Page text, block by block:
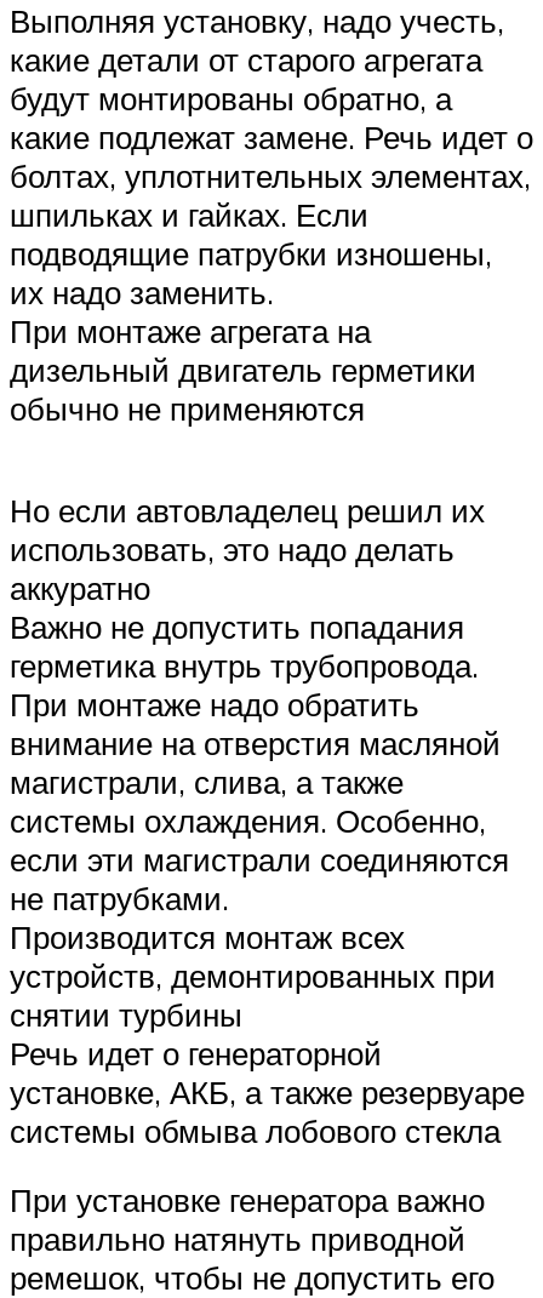
Выполняя установку, надо учесть,
какие детали от старого агрегата
будут монтированы обратно, а
какие подлежат замене. Речь идет о
болтах, уплотнительных элементах,
шпильках и гайках. Если
подводящие патрубки изношены,
их надо заменить.
При монтаже агрегата на
дизельный двигатель герметики
обычно не применяются
Но если автовладелец решил их
использовать, это надо делать
аккуратно
Важно не допустить попадания
герметика внутрь трубопровода.
При монтаже надо обратить
внимание на отверстия масляной
магистрали, слива, а также
системы охлаждения. Особенно,
если эти магистрали соединяются
не патрубками.
Производится монтаж всех
устройств, демонтированных при
снятии турбины
Речь идет о генераторной
установке, АКБ, а также резервуаре
системы обмыва лобового стекла
При установке генератора важно
правильно натянуть приводной
ремешок, чтобы не допустить его